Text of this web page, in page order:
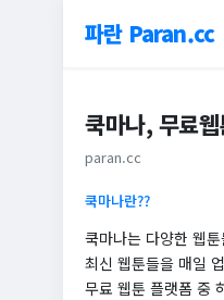
파란 Paran.cc
쿡마나, 무료
paran.cc
쿡마나란??
쿡마나는 다양한 웹
최신 웹툰들을 매일
무료 웹툰 플랫폼 중